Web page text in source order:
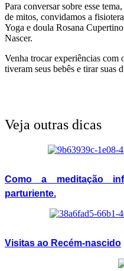
Para conversar sobre esse
de mitos, convidamos a
Yoga e doula Rosana
Nascer.
Venha trocar experiências com
tiveram seus bebês e tirar suas
Veja outras dicas
Como a meditação
parturiente.
Visitas ao Recém-nascido